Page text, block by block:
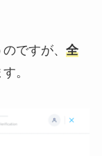
ですが、 全
。